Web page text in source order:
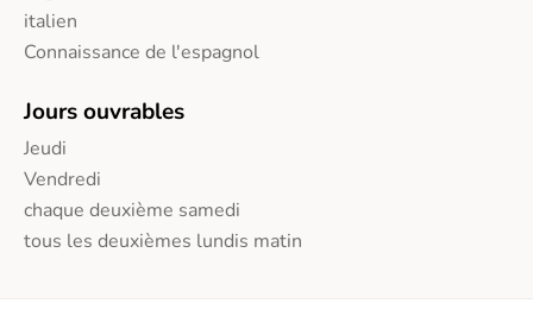
italien
Connaissance de l'espagnol
Jours ouvrables
Jeudi
Vendredi
chaque deuxième samedi
tous les deuxièmes lundis matin